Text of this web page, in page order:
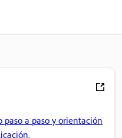
a paso y orientación